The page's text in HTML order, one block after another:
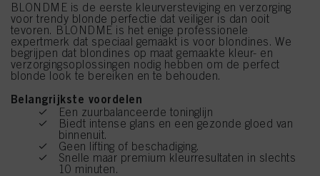
BLONDME is de eerste kleurversteviging en verzorging
voor trendy blonde perfectie dat veiliger is dan ooit
tevoren. BLONDME is het enige professionele
expertmerk dat speciaal gemaakt is voor blondines. We
begrijpen dat blondines op maat gemaakte kleur- en
verzorgingsoplossingen nodig hebben om de perfect
blonde look te bereiken en te behouden.
Belangrijkste voordelen
Een zuurbalanceerde toninglijn
Biedt intense glans en een gezonde gloed van
binnenuit.
Geen lifting of beschadiging.
Snelle maar premium kleurresultaten in slechts
10 minuten.